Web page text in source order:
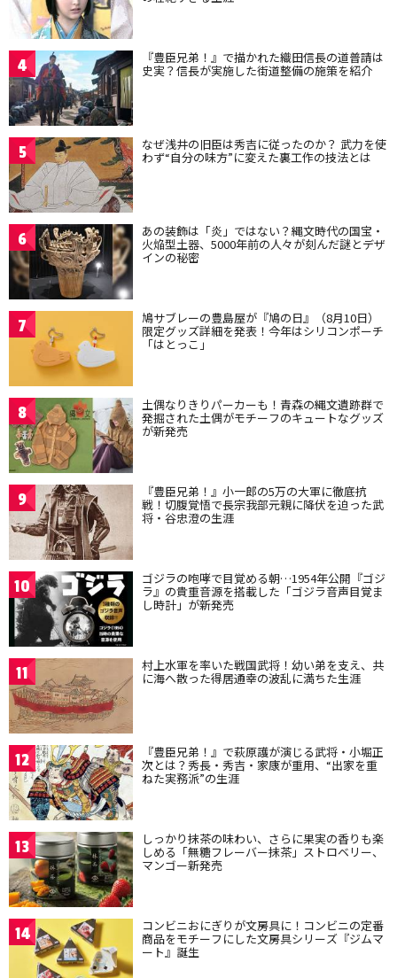
4 『豊臣兄弟！』で描かれた織田信長の道普請は
史実？信長が実施した街道整備の施策を紹介
5 なぜ浅井の旧臣は秀吉に従ったのか？ 武力を使
わず“自分の味方”に変えた裏工作の技法とは
6 あの装飾は「炎」ではない？縄文時代の国宝・
火焔型土器、5000年前の人々が刻んだ謎とデザ
インの秘密
7 鳩サブレーの豊島屋が『鳩の日』（8月10日）
限定グッズ詳細を発表！今年はシリコンポーチ
「はとっこ」
8 土偶なりきりパーカーも！青森の縄文遺跡群で
発掘された土偶がモチーフのキュートなグッズ
が新発売
9 『豊臣兄弟！』小一郎の5万の大軍に徹底抗
戦！切腹覚悟で長宗我部元親に降伏を迫った武
将・谷忠澄の生涯
10 ゴジラの咆哮で目覚める朝…1954年公開『ゴジ
ラ』の貴重音源を搭載した「ゴジラ音声目覚ま
し時計」が新発売
11 村上水軍を率いた戦国武将！幼い弟を支え、共
に海へ散った得居通幸の波乱に満ちた生涯
12 『豊臣兄弟！』で萩原護が演じる武将・小堀正
次とは？秀長・秀吉・家康が重用、“出家を重
ねた実務派”の生涯
13 しっかり抹茶の味わい、さらに果実の香りも楽
しめる「無糖フレーバー抹茶」ストロベリー、
マンゴー新発売
14 コンビニおにぎりが文房具に！コンビニの定番
商品をモチーフにした文房具シリーズ『ジムマ
ート』誕生